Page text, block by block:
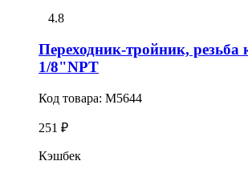
4.8
Переходник-тройник, резьба
1/8"NPT
Код товара: M5644
251 ₽
Кэшбек